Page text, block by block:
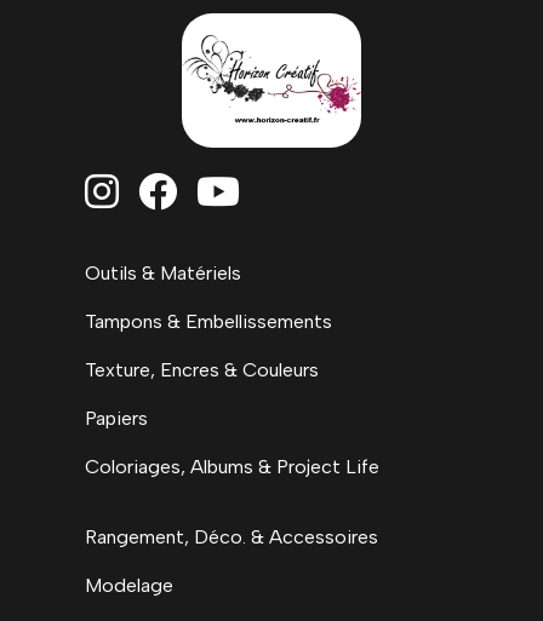
  
Outils & Matériels
Tampons & Embellissements
Texture, Encres & Couleurs
Papiers
Coloriages, Albums & Project Life
Rangement, Déco. & Accessoires
Modelage